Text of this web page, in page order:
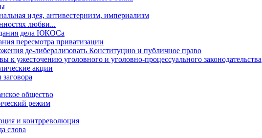
идея, антивестернизм, империализм
любви...
дела ЮКОСа
пересмотра приватизации
де-либерализовать Конституцию и публичное право
к ужесточению уголовного и уголовно-процессуального законодательства
акции
общество
режим
и контрреволюция
слова